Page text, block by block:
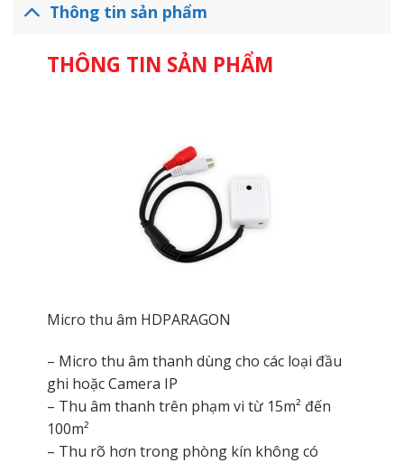
Thông tin sản phẩm
THÔNG TIN SẢN PHẨM
Micro thu âm HDPARAGON
– Micro thu âm thanh dùng cho các loại đầu
ghi hoặc Camera IP
– Thu âm thanh trên phạm vi từ 15m² đến
100m²
– Thu rõ hơn trong phòng kín không có